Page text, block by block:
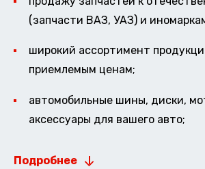
(запчасти ВАЗ, УАЗ) и
широкий ассортимент
приемлемым ценам;
автомобильные шины, диски,
аксессуары для вашего авто;
Подробнее